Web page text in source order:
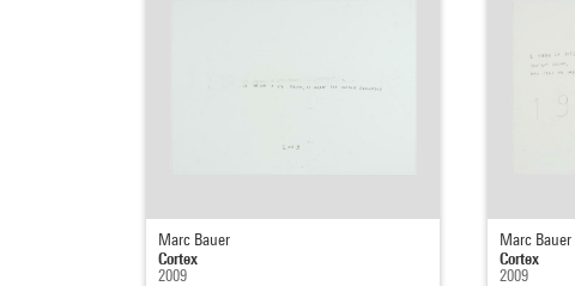
Marc Bauer
Cortex
2009
Marc Bauer
Cortex
2009